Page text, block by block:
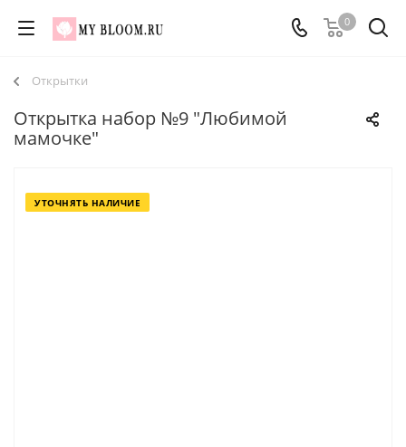
0
Открытки
Открытка набор №9 "Любимой
мамочке"
УТОЧНЯТЬ НАЛИЧИЕ